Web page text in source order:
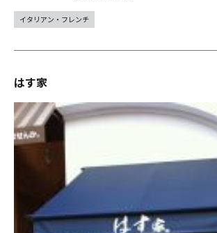
イタリアン・フレンチ
はす家